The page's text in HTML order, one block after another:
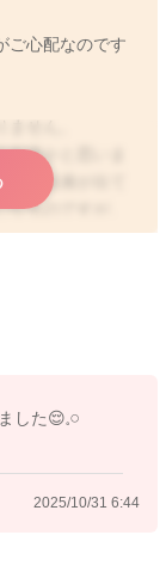
ご心配なのです
液かと思いま
は粘液が出て
るのですが、
すと、まだ消化
どんどん増え
ありますの
した😌𓈒𓏸
2025/10/31 6:44